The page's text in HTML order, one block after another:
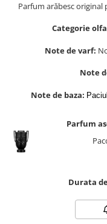
Vurv
Wadi al Khaleej
Parfum arăbesc
Categorie
Note de varf:
Note
Note de baza:
Parfum
Durata